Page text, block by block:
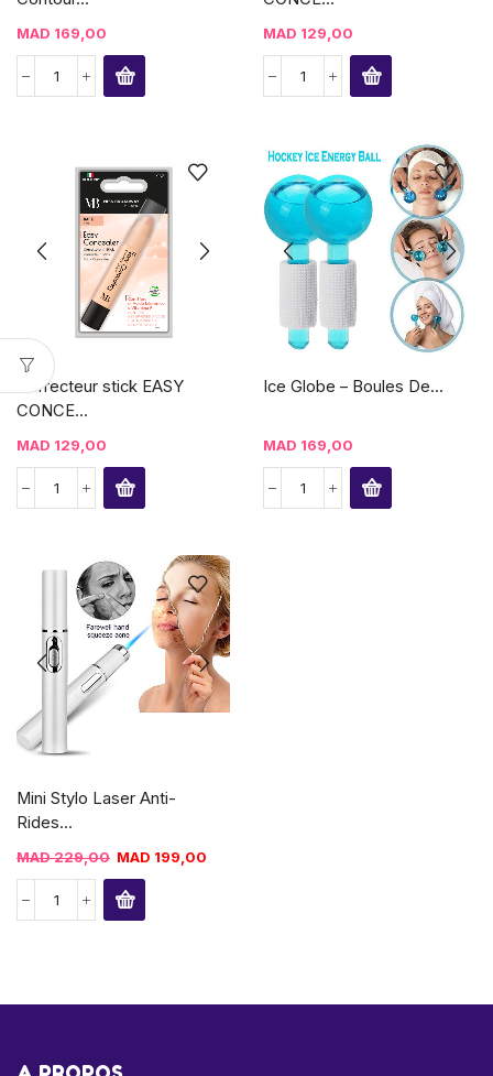
MAD 169,00 MAD 129,00
Correcteur stick EASY
CONCE...
MAD 129,00
Ice Globe – Boules De...
MAD 169,00
Mini Stylo Laser Anti-
Rides...
MAD229,00 MAD 199,00